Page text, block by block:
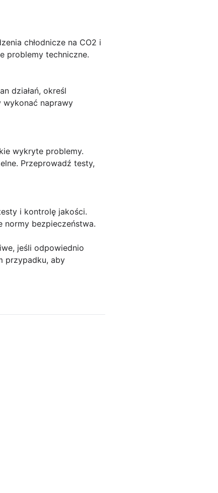
chłodnicze na CO2 i
problemy techniczne.
działań, określ
wykonać naprawy
wykryte problemy.
Przeprowadź testy,
i kontrolę jakości.
normy bezpieczeństwa.
jeśli odpowiednio
przypadku, aby